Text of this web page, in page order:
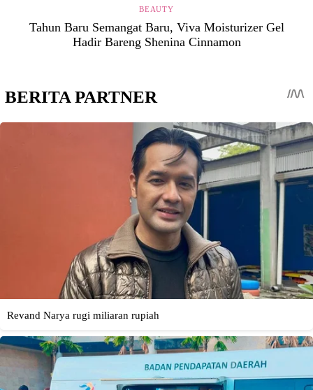
BEAUTY
Tahun Baru Semangat Baru, Viva Moisturizer Gel
Hadir Bareng Shenina Cinnamon